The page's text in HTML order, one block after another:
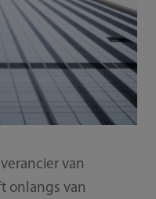
van
onlangs van